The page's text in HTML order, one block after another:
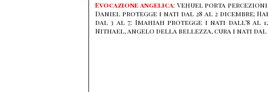
Evocazione angelica: Vehuel porta
Daniel protegge i nati dal 28 al 2 dicembre;
dal 3 al 7; Imahiah protegge i nati dall’8 al
Nithael, angelo della bellezza, cura i nati dal